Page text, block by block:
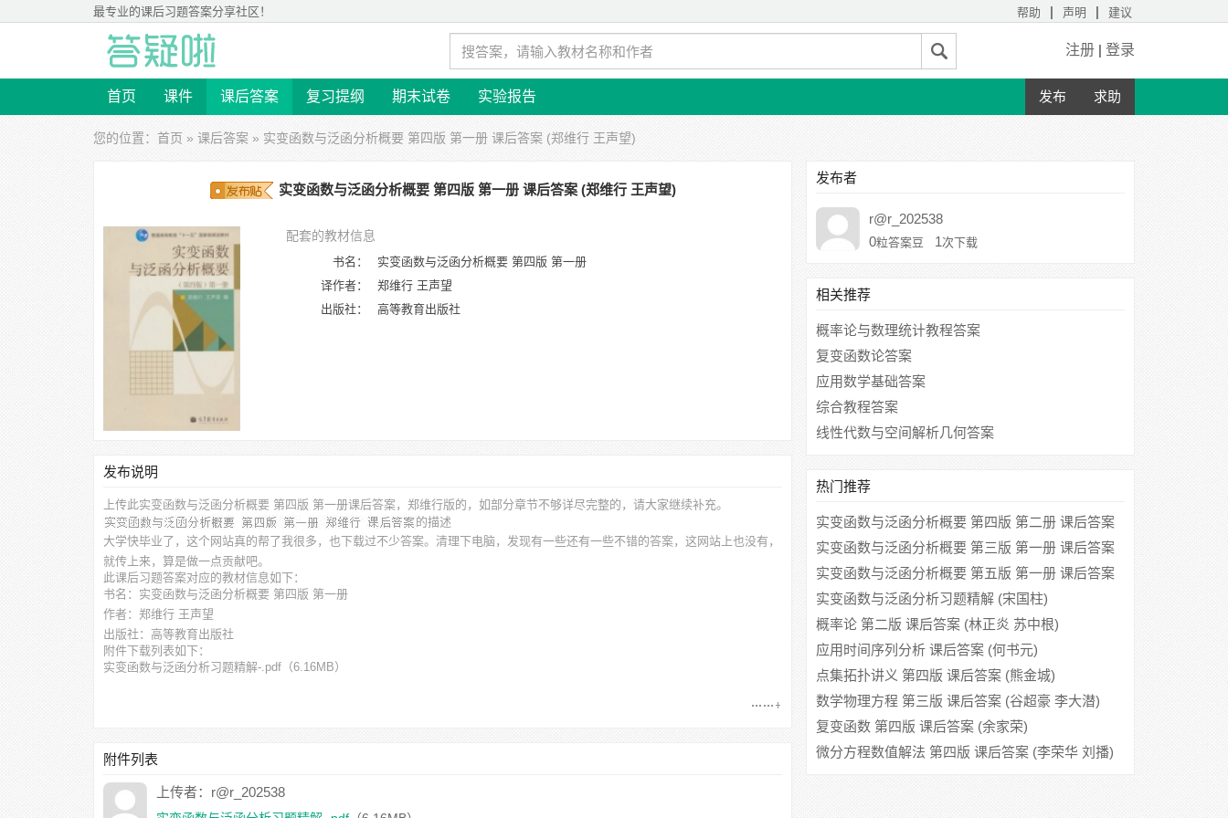
最专业的课后习题答案分享社区！ 帮助 | 声明 | 建议
注册 | 登录
首页 课件 课后答案 复习提纲 期末试卷 实验报告 发布 求助
您的位置： 首页 » 课后答案 » 实变函数与泛函分析概要 第四版 第一册 课后答案 (郑维行 王声望)
实变函数与泛函分析概要 第四版 第一册 课后答案 (郑维行 王声望)
配套的教材信息
书名：
实变函数与泛函分析概要 第四版 第一册
译作者：
郑维行 王声望
出版社：
高等教育出版社
发布说明
上传此实变函数与泛函分析概要 第四版 第一册课后答案，郑维行版的，如部分章节不够详尽完整的，请大家继续补充。
的描述
大学快毕业了，这个网站真的帮了我很多，也下载过不少答案。清理下电脑，发现有一些还有一些不错的答案，这网站上也没有，
就传上来，算是做一点贡献吧。
此课后习题答案对应的教材信息如下：
书名：实变函数与泛函分析概要 第四版 第一册
作者：郑维行 王声望
出版社：高等教育出版社
附件下载列表如下：
实变函数与泛函分析习题精解-.pdf （6.16MB）
附件列表
上传者：r@r_202538
发布者
r@r_202538
0粒答案豆 1次下载
相关推荐
概率论与数理统计教程答案
复变函数论答案
应用数学基础答案
综合教程答案
线性代数与空间解析几何答案
热门推荐
实变函数与泛函分析概要 第四版 第二册 课后答案
(王声望 郑维行)
实变函数与泛函分析概要 第三版 第一册 课后答案
(郑维行 王声望)
实变函数与泛函分析概要 第五版 第一册 课后答案
(郑维行 王声望)
实变函数与泛函分析习题精解 (宋国柱)
概率论 第二版 课后答案 (林正炎 苏中根)
应用时间序列分析 课后答案 (何书元)
点集拓扑讲义 第四版 课后答案 (熊金城)
数学物理方程 第三版 课后答案 (谷超豪 李大潜)
复变函数 第四版 课后答案 (余家荣)
微分方程数值解法 第四版 课后答案 (李荣华 刘播)